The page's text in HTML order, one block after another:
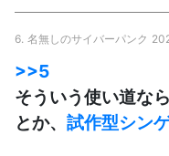
6. 名無しのサイバーパンク
>>5
そういう使い道なら
とか、 試作型シン